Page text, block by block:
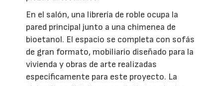
En el salón, una librería de roble ocupa la
pared principal junto a una chimenea de
bioetanol. El espacio se completa con sofás
de gran formato, mobiliario diseñado para la
vivienda y obras de arte realizadas
específicamente para este proyecto. La